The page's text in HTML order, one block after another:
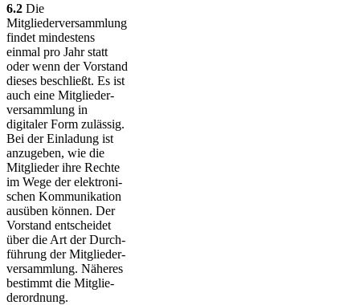
6.2 Die
Mitgliederversammlung
findet min­des­tens
einmal pro Jahr statt
oder wenn der Vor­stand
dieses beschließt. Es ist
auch eine Mit­glieder­
ver­samm­lung in
digitaler Form zulässig.
Bei der Ein­la­dung ist
anzugeben, wie die
Mitglieder ihre Rechte
im Wege der elek­tro­ni­
schen Kom­mu­ni­kation
ausüben können. Der
Vorstand ent­schei­det
über die Art der Durch­
füh­rung der Mit­glie­der­
ver­samm­lung. Näheres
bestimmt die Mit­glie­
der­ordnung.